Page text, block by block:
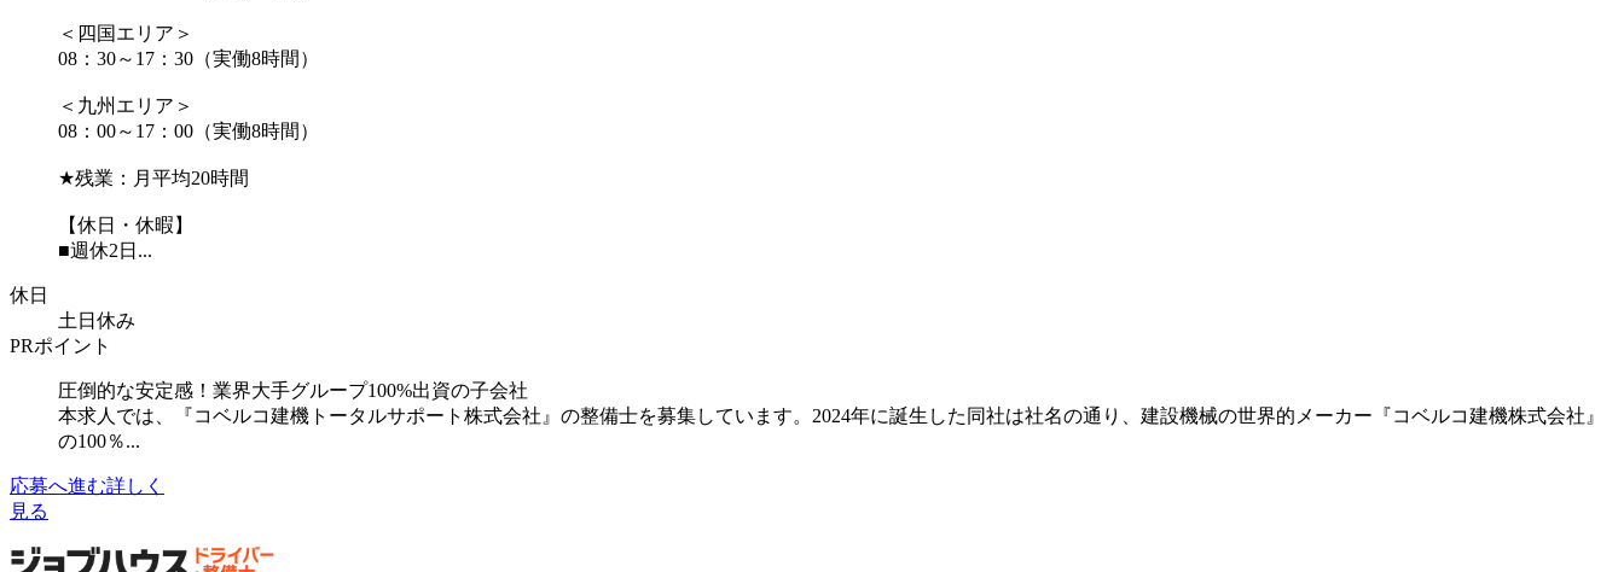
＜四国エリア＞
08：30～17：30（実働8時間）
＜九州エリア＞
08：00～17：00（実働8時間）
★残業：月平均20時間
【休日・休暇】
■週休2日...
休日
土日休み
PRポイント
圧倒的な安定感！業界大手グループ100%出資の子会社
本求人では、『コベルコ建機トータルサポート株式会社』の整備士を募集しています。2024年に誕生した同社は社名の通り、建設機械の世界的メーカー『コベルコ建機株式会社』
の100％...
応募へ進む詳しく
見る